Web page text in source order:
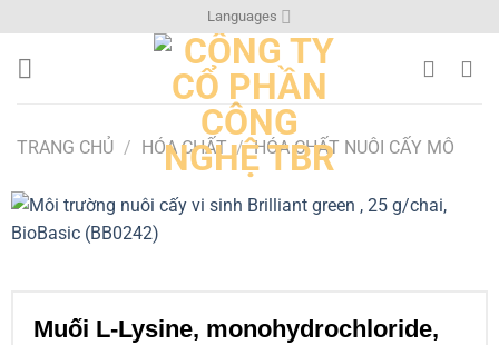
qua
nội
Languages
TRANG CHỦ / HÓA CHẤT / HÓA CHẤT NUÔI CẤY MÔ
Muối L-Lysine, monohydrochloride,